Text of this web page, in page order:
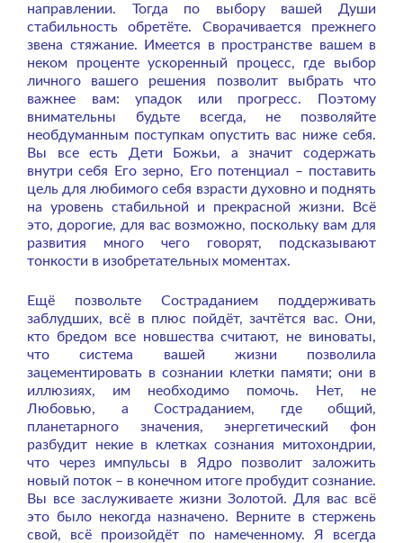
направлении. Тогда по выбору вашей Души
стабильность обретёте. Сворачивается прежнего
звена стяжание. Имеется в пространстве вашем в
неком проценте ускоренный процесс, где выбор
личного вашего решения позволит выбрать что
важнее вам: упадок или прогресс. Поэтому
внимательны будьте всегда, не позволяйте
необдуманным поступкам опустить вас ниже себя.
Вы все есть Дети Божьи, а значит содержать
внутри себя Его зерно, Его потенциал – поставить
цель для любимого себя взрасти духовно и поднять
на уровень стабильной и прекрасной жизни. Всё
это, дорогие, для вас возможно, поскольку вам для
развития много чего говорят, подсказывают
тонкости в изобретательных моментах.
Ещё позвольте Состраданием поддерживать
заблудших, всё в плюс пойдёт, зачтётся вас. Они,
кто бредом все новшества считают, не виноваты,
что система вашей жизни позволила
зацементировать в сознании клетки памяти; они в
иллюзиях, им необходимо помочь. Нет, не
Любовью, а Состраданием, где общий,
планетарного значения, энергетический фон
разбудит некие в клетках сознания митохондрии,
что через импульсы в Ядро позволит заложить
новый поток – в конечном итоге пробудит сознание.
Вы все заслуживаете жизни Золотой. Для вас всё
это было некогда назначено. Верните в стержень
свой, всё произойдёт по намеченному. Я всегда